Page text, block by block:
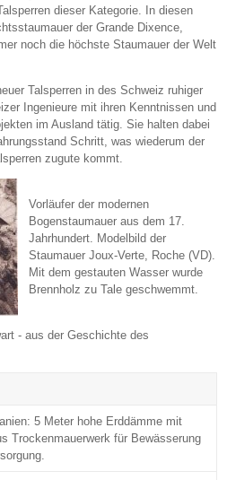
dieser Kategorie. In diesen
der Grande Dixence,
noch die höchste Staumauer der Welt
Talsperren in des Schweiz ruhiger
Ingenieure mit ihren Kenntnissen und
im Ausland tätig. Sie halten dabei
Schritt, was wiederum der
zugute kommt.
Vorläufer der modernen
Bogenstaumauer aus dem 17.
Jahrhundert. Modelbild der
Staumauer Joux-Verte, Roche (VD).
Mit dem gestauten Wasser wurde
Brennholz zu Tale geschwemmt.
- aus der Geschichte des
5 Meter hohe Erddämme mit
Trockenmauerwerk für Bewässerung